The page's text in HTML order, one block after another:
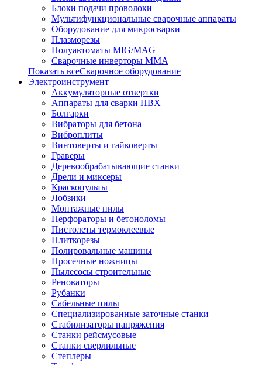
Блоки подачи проволоки
Мультифункциональные сварочные аппараты
Оборудование для микросварки
Плазморезы
Полуавтоматы MIG/MAG
Сварочные инверторы ММА
Показать всеСварочное оборудование
Электроинструмент
Аккумуляторные отвертки
Аппараты для сварки ПВХ
Болгарки
Вибраторы для бетона
Виброплиты
Винтоверты и гайковерты
Граверы
Деревообрабатывающие станки
Дрели и миксеры
Краскопульты
Лобзики
Монтажные пилы
Перфораторы и бетоноломы
Пистолеты термоклеевые
Плиткорезы
Полировальные машины
Просечные ножницы
Пылесосы строительные
Реноваторы
Рубанки
Сабельные пилы
Специализированные заточные станки
Стабилизаторы напряжения
Станки рейсмусовые
Станки сверлильные
Степлеры